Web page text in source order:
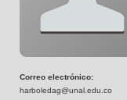
Correo electrónico:
harboledag@unal.edu.co